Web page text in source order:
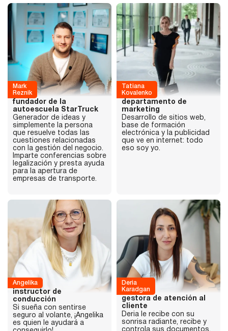
Mark
Reznik
fundador de la
autoescuela StarTruck
Generador de ideas y
simplemente la persona
que resuelve todas las
cuestiones relacionadas
con la gestión del negocio.
Imparte conferencias sobre
legalización y presta ayuda
para la apertura de
empresas de transporte.
Tatiana
Kovalenko
departamento de
marketing
Desarrollo de sitios web,
base de formación
electrónica y la publicidad
que ve en internet: todo
eso soy yo.
Angelika
instructor de
conducción
Si sueña con sentirse
seguro al volante, ¡Angelika
es quien le ayudará a
Deria
Karadgan
gestora de atención al
cliente
Deria le recibe con su
sonrisa radiante, recibe y